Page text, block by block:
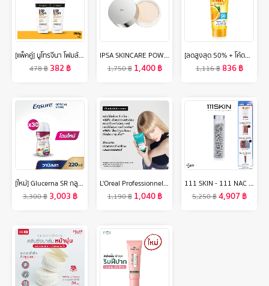
[แพ็คคู่] นูโทรจีนา โฟมล้างหน้า ดีพ คลีน เจนเทิล โฟมมิ่ง คลีนเซอร์ 150 ก. x 2 Neutrogena Deep Clean Gentle Foaming Cleanser 150 g. x 2, โฟมล้างหน้า วิปโฟมอะมิโน, 8% Amino Acid, ทำความสะอาดล้ำลึก, อ่อนโยน ไม่ทำร้ายปราการผิว ไม่แห้งตึง
478฿ 382฿
IPSA SKINCARE POWDER E แป้งบำรุงผิวเพื่อล๊อคความชุ่มชื้น (ผลิต 09/22)
1,750฿ 1,400฿
[ลดสูงสุด 50% + โค้ดลดเพิ่ม 20%]นีเวีย เซรั่มบำรุงผิวกาย เอ็กซ์ตร้า ไบรท์ ซูเปอร์ซี+ วิตามิน เซรั่ม SPF 50 PA +++ 320 มล. 4 ชิ้น NIVEA
1,116฿836฿
[ใหม่] Glucerna SR กลูเซอนา เอสอาร์ ชนิดน้ำ กลิ่นวานิลลา 220ml 30 ขวด สำหรับผู้ป่วยเบาหวาน
3,300฿ 3,003 ฿
L'Oreal Professionnel NEW SERIE EXPERT SCALP ADVANCED ANTI-DISCOMFORT TREATMENT 200ML ทรีทเม้นท์บำรุงผมและหนังศีรษะ สำหรับหนังศีรษะบอบบาง แพ้ ระคายเคืองง่าย (ครีมนวดผม,ปลอบประโลมหนังศีรษะ,L'Oreal Pro, L'Oreal Professional, LOreal Pro, LOreal Professional)
1,190฿ 1,040฿
111 SKIN - 111 NAC Y2 DIETARY SUPPLEMENT PRODUCT 90 CAPSULES 111 สกิน 111 แน็ค วาย2 ไดเอทแทรี่ ซัพพรีเมน 90 แคปซูล
5,250฿4,907฿